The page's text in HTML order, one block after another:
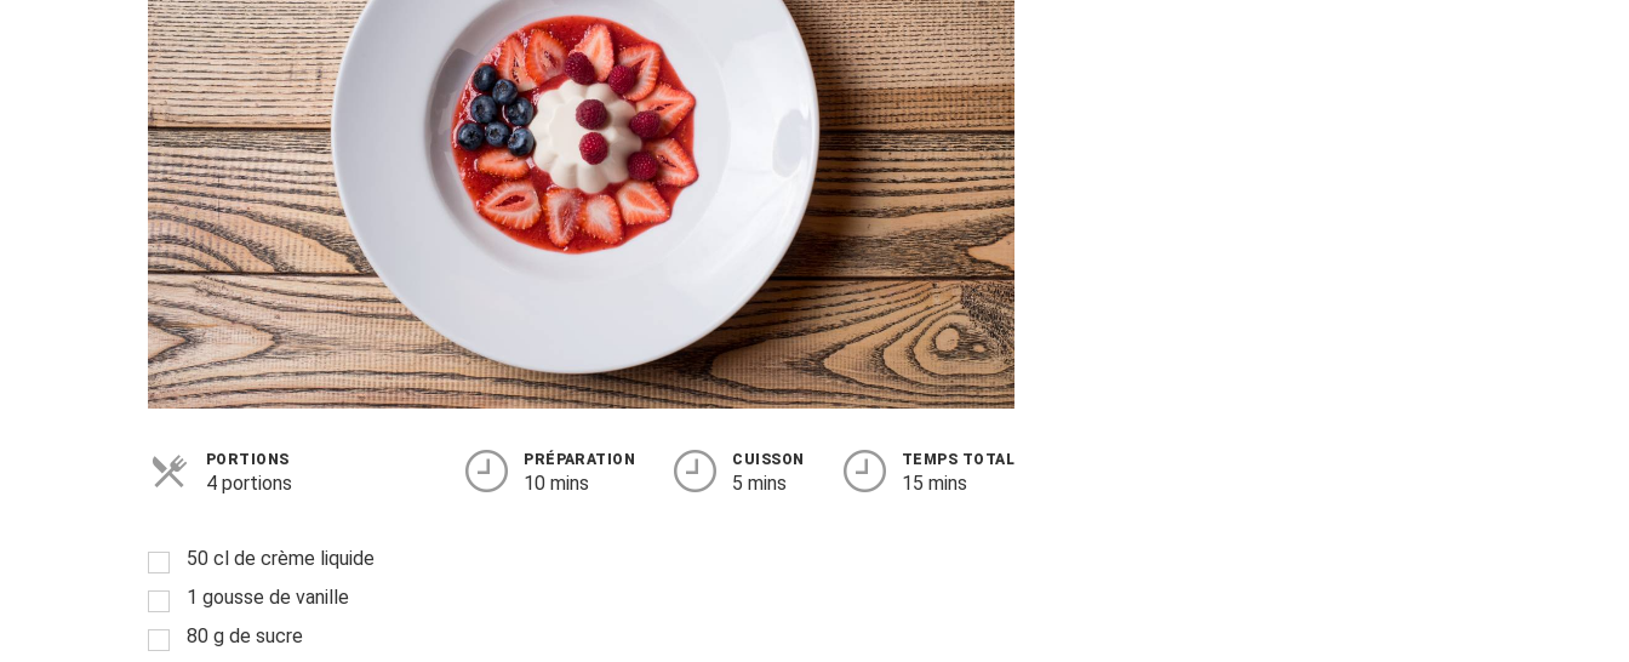
PORTIONS
4 portions
PRÉPARATION
10 mins
CUISSON
5 mins
TEMPS TOTAL
15 mins
50 cl de crème liquide
1 gousse de vanille
80 g de sucre